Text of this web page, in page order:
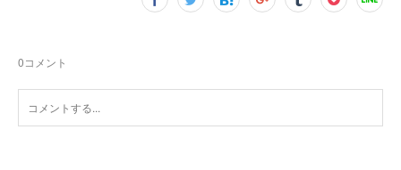
0コメント